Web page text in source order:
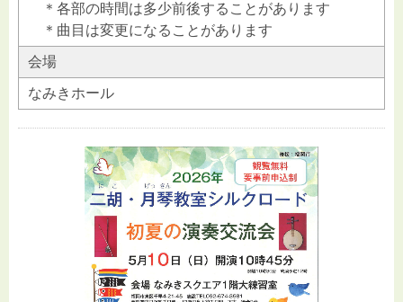
＊各部の時間は多少前後することがあります
＊曲目は変更になることがあります
会場
なみきホール